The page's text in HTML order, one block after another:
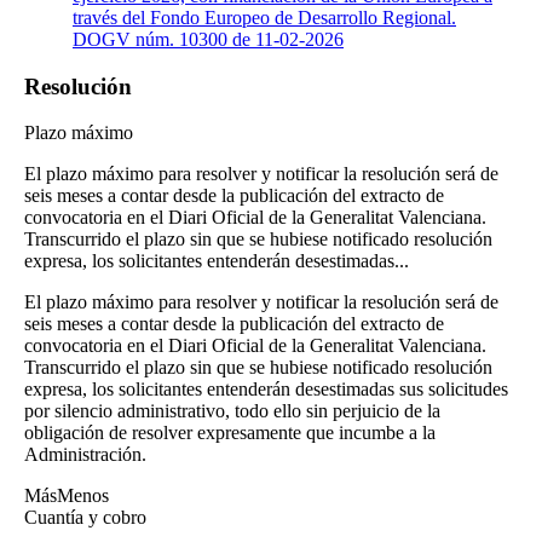
través del Fondo Europeo de Desarrollo Regional.
DOGV núm. 10300 de 11-02-2026
Resolución
Plazo máximo
El plazo máximo para resolver y notificar la resolución será de
seis meses a contar desde la publicación del extracto de
convocatoria en el Diari Oficial de la Generalitat Valenciana.
Transcurrido el plazo sin que se hubiese notificado resolución
expresa, los solicitantes entenderán desestimadas...
El plazo máximo para resolver y notificar la resolución será de
seis meses a contar desde la publicación del extracto de
convocatoria en el Diari Oficial de la Generalitat Valenciana.
Transcurrido el plazo sin que se hubiese notificado resolución
expresa, los solicitantes entenderán desestimadas sus solicitudes
por silencio administrativo, todo ello sin perjuicio de la
obligación de resolver expresamente que incumbe a la
Administración.
MásMenos
Cuantía y cobro